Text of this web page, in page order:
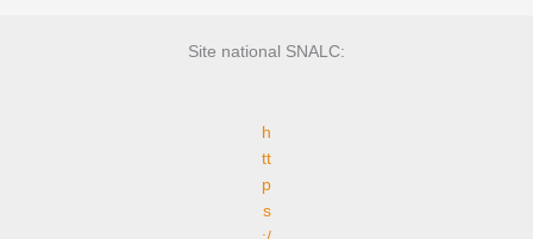
Site national SNALC:
h
tt
p
s